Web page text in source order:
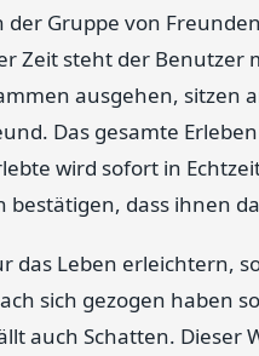
Gruppe von
Zeit steht der Benutzer
ausgehen, sitzen
Das gesamte
wird sofort in
bestätigen, dass ihnen
das Leben erleichtern,
sich gezogen haben
auch Schatten. Dieser